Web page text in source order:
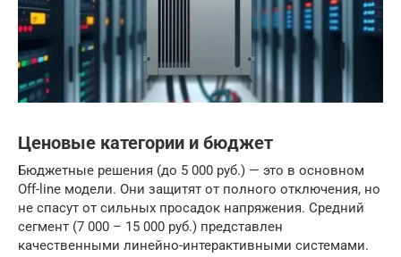
Ценовые категории и бюджет
Бюджетные решения (до 5 000 руб.) — это в основном
Off-line модели. Они защитят от полного отключения, но
не спасут от сильных просадок напряжения. Средний
сегмент (7 000 – 15 000 руб.) представлен
качественными линейно-интерактивными системами.